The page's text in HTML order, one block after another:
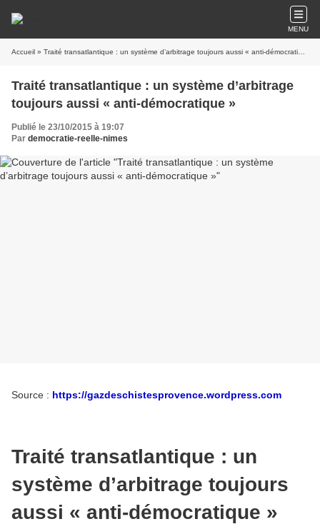
MENU
Accueil » Traité transatlantique : un système d’arbitrage toujours aussi « anti-démocratique »
Traité transatlantique : un système d’arbitrage
toujours aussi « anti-démocratique »
Publié le 23/10/2015 à 19:07
Par democratie-reelle-nimes
Source : https://gazdeschistesprovence.wordpress.com
Traité transatlantique : un
système d’arbitrage toujours
aussi « anti-démocratique »